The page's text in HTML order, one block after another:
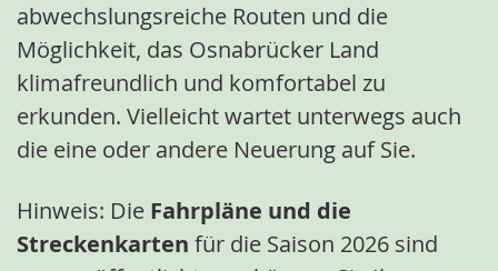
abwechslungsreiche Routen und die
Möglichkeit, das Osnabrücker Land
klimafreundlich und komfortabel zu
erkunden. Vielleicht wartet unterwegs auch
die eine oder andere Neuerung auf Sie.
Hinweis: Die Fahrpläne und die
Streckenkarten für die Saison 2026 sind